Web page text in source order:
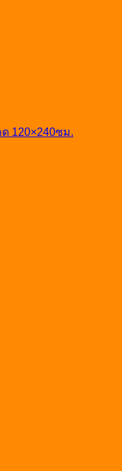
120×240ซม.